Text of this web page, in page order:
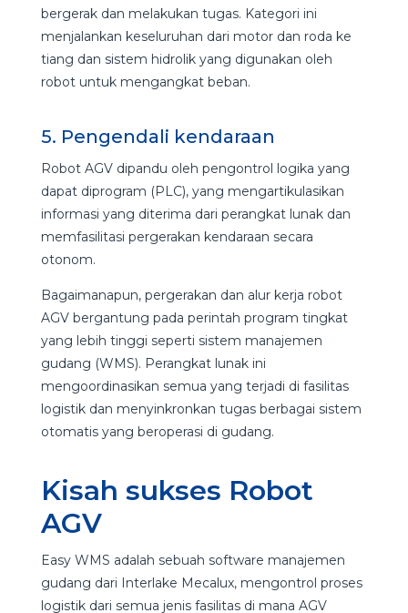
bergerak dan melakukan tugas. Kategori ini
menjalankan keseluruhan dari motor dan roda ke
tiang dan sistem hidrolik yang digunakan oleh
robot untuk mengangkat beban.
5. Pengendali kendaraan
Robot AGV dipandu oleh pengontrol logika yang
dapat diprogram (PLC), yang mengartikulasikan
informasi yang diterima dari perangkat lunak dan
memfasilitasi pergerakan kendaraan secara
otonom.
Bagaimanapun, pergerakan dan alur kerja robot
AGV bergantung pada perintah program tingkat
yang lebih tinggi seperti sistem manajemen
gudang (WMS). Perangkat lunak ini
mengoordinasikan semua yang terjadi di fasilitas
logistik dan menyinkronkan tugas berbagai sistem
otomatis yang beroperasi di gudang.
Kisah sukses Robot
AGV
Easy WMS adalah sebuah software manajemen
gudang dari Interlake Mecalux, mengontrol proses
logistik dari semua jenis fasilitas di mana AGV